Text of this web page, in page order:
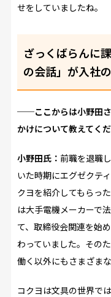
せをしていましたね。
ざっくばらんに
の会話」が入社
──ここからは小野田さ
かけについて教えてくだ
小野田氏： 前職を退職
いた時期にエグゼクテ
クヨを紹介してもらっ
は大手電機メーカーで
て、取締役会関連を始
わっていました。その
働く以外にもさまざま
コクヨは文具の世界で